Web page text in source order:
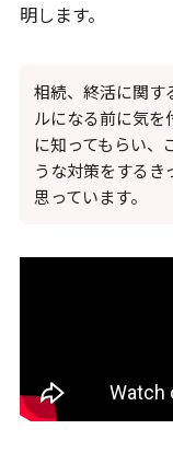
明します。
相続、終活に関す
ルになる前に気を
に知ってもらい、
うな対策をするき
思っています。